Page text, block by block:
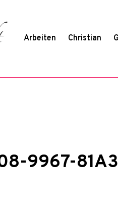
Arbeiten Christian
9967-